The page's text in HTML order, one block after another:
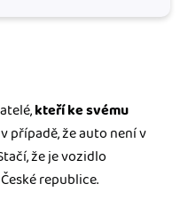
kteří ke svému
případě, že auto není v
že je vozidlo
republice.